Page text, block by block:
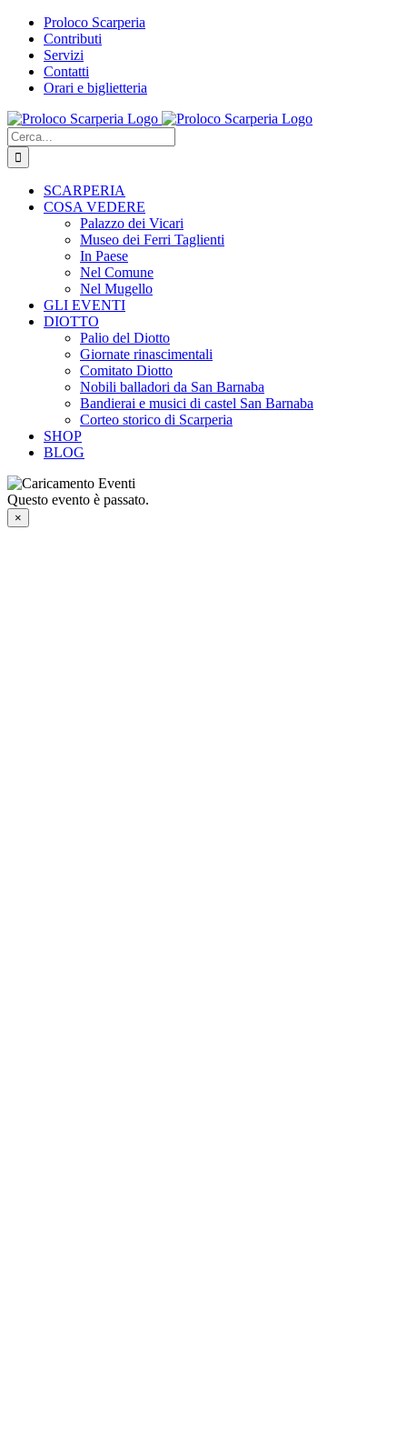
Salta
contenuto
Proloco Scarperia
Contributi
Servizi
Contatti
Orari e biglietteria
Facebook
Instagram
Tripadvisor
WhatsApp
Cerca
per:
SCARPERIA
COSA VEDERE
Palazzo dei Vicari
Museo dei Ferri Taglienti
In Paese
Nel Comune
Nel Mugello
GLI EVENTI
DIOTTO
Palio del Diotto
Giornate rinascimentali
Comitato Diotto
Nobili balladori da San Barnaba
Bandierai e musici di castel San Barnaba
Corteo storico di Scarperia
SHOP
BLOG
Questo evento è passato.
×